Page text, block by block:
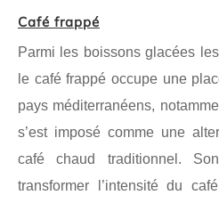
Café frappé
Parmi les boissons glacées
le café frappé occupe une
pays méditerranéens,
s’est imposé comme une
café chaud traditionnel.
transformer l’intensité du